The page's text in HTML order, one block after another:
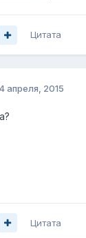
Цитата
апреля, 2015
Цитата